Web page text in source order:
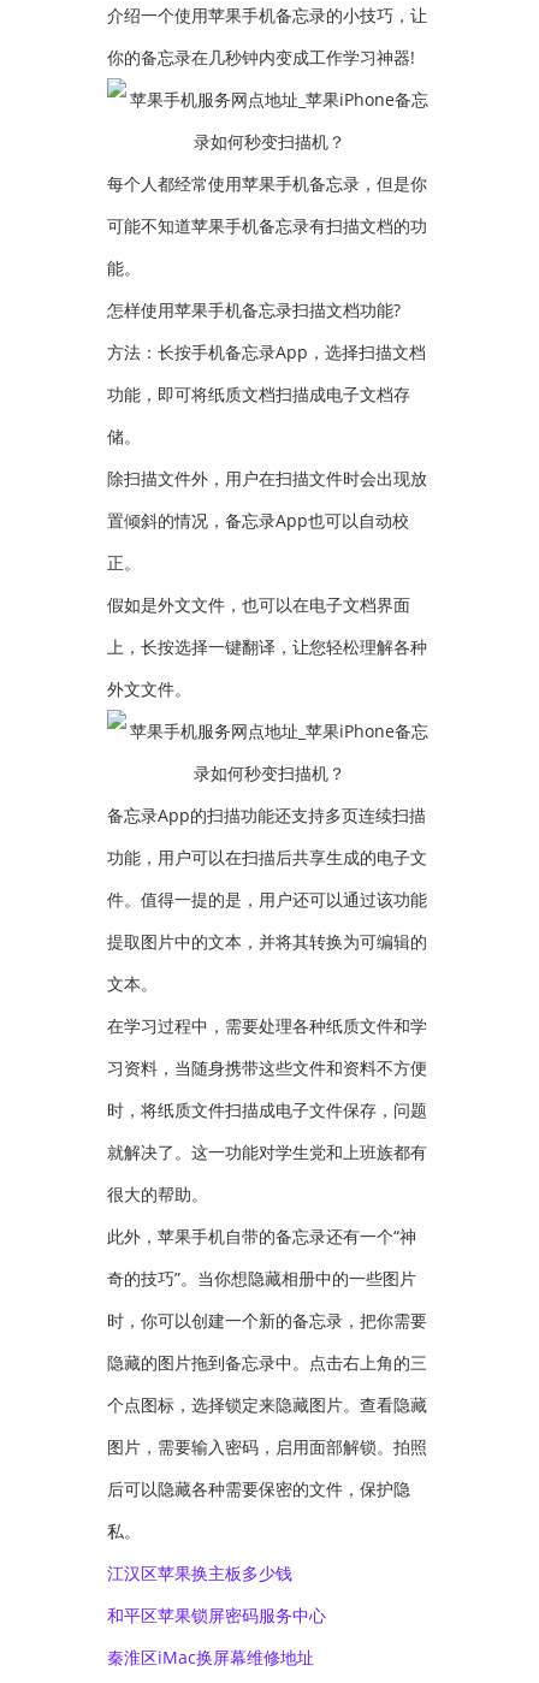
介绍一个使用苹果手机备忘录的小技巧，让
你的备忘录在几秒钟内变成工作学习神器!
每个人都经常使用苹果手机备忘录，但是你
可能不知道苹果手机备忘录有扫描文档的功
能。
怎样使用苹果手机备忘录扫描文档功能?
方法：长按手机备忘录App，选择扫描文档
功能，即可将纸质文档扫描成电子文档存
储。
除扫描文件外，用户在扫描文件时会出现放
置倾斜的情况，备忘录App也可以自动校
正。
假如是外文文件，也可以在电子文档界面
上，长按选择一键翻译，让您轻松理解各种
外文文件。
备忘录App的扫描功能还支持多页连续扫描
功能，用户可以在扫描后共享生成的电子文
件。值得一提的是，用户还可以通过该功能
提取图片中的文本，并将其转换为可编辑的
文本。
在学习过程中，需要处理各种纸质文件和学
习资料，当随身携带这些文件和资料不方便
时，将纸质文件扫描成电子文件保存，问题
就解决了。这一功能对学生党和上班族都有
很大的帮助。
此外，苹果手机自带的备忘录还有一个“神
奇的技巧”。当你想隐藏相册中的一些图片
时，你可以创建一个新的备忘录，把你需要
隐藏的图片拖到备忘录中。点击右上角的三
个点图标，选择锁定来隐藏图片。查看隐藏
图片，需要输入密码，启用面部解锁。拍照
后可以隐藏各种需要保密的文件，保护隐
私。
江汉区苹果换主板多少钱
和平区苹果锁屏密码服务中心
秦淮区iMac换屏幕维修地址